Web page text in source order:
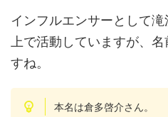
インフルエンサーとして
上で活動していますが、
すね。
本名は倉多啓介さん。